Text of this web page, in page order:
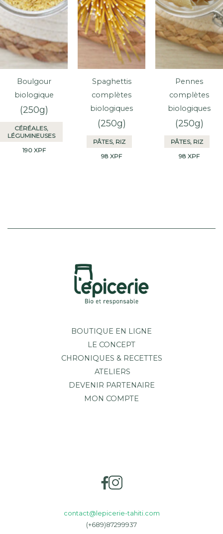
Boulgour
biologique
(250g)
CÉRÉALES,
LÉGUMINEUSES
190 XPF
Spaghettis
complètes
biologiques
(250g)
PÂTES, RIZ
98 XPF
Pennes
complètes
biologiques
(250g)
PÂTES, RIZ
98 XPF
BOUTIQUE EN LIGNE
LE CONCEPT
CHRONIQUES & RECETTES
ATELIERS
DEVENIR PARTENAIRE
MON COMPTE
contact@lepicerie-tahiti.com
(+689)87299937